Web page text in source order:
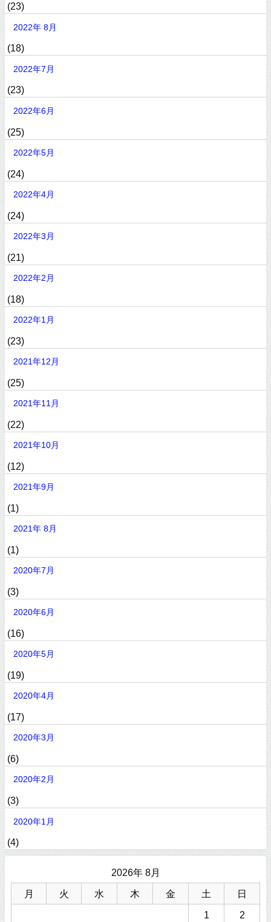
(23)
2022年 8月
(18)
2022年7月
(23)
2022年6月
(25)
2022年5月
(24)
2022年4月
(24)
2022年3月
(21)
2022年2月
(18)
2022年1月
(23)
2021年12月
(25)
2021年11月
(22)
2021年10月
(12)
2021年9月
(1)
2021年 8月
(1)
2020年7月
(3)
2020年6月
(16)
2020年5月
(19)
2020年4月
(17)
2020年3月
(6)
2020年2月
(3)
2020年1月
(4)
2026年 8月
月 火 水 木 金 土 日
1 2